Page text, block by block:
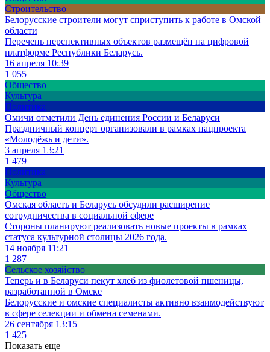
Строительство
Белорусские строители могут сприступить к работе в Омской
области
Перечень перспективных объектов размещён на цифровой
платформе Республики Беларусь.
16 апреля 10:39
1 055
Общество
Культура
Политика
Омичи отметили День единения России и Беларуси
Праздничный концерт организовали в рамках нацпроекта
«Молодёжь и дети».
3 апреля 13:21
1 479
Политика
Культура
Общество
Омская область и Беларусь обсудили расширение
сотрудничества в социальной сфере
Стороны планируют реализовать новые проекты в рамках
статуса культурной столицы 2026 года.
14 ноября 11:21
1 287
Сельское хозяйство
Теперь и в Беларуси пекут хлеб из фиолетовой пшеницы,
разработанной в Омске
Белорусские и омские специалисты активно взаимодействуют
в сфере селекции и обмена семенами.
26 сентября 13:15
1 425
Показать еще